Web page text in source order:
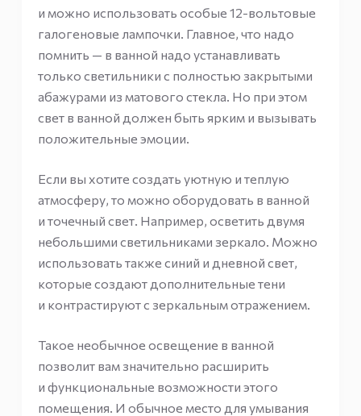
и можно использовать особые 12-вольтовые
галогеновые лампочки. Главное, что надо
помнить — в ванной надо устанавливать
только светильники с полностью закрытыми
абажурами из матового стекла. Но при этом
свет в ванной должен быть ярким и вызывать
положительные эмоции.
Если вы хотите создать уютную и теплую
атмосферу, то можно оборудовать в ванной
и точечный свет. Например, осветить двумя
небольшими светильниками зеркало. Можно
использовать также синий и дневной свет,
которые создают дополнительные тени
и контрастируют с зеркальным отражением.
Такое необычное освещение в ванной
позволит вам значительно расширить
и функциональные возможности этого
помещения. И обычное место для умывания